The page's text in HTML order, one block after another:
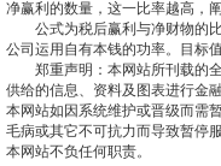
净赢利的数量，这一比率越高，
公式为税后赢利与净财物的比
公司运用自有本钱的功率。目标
郑重声明：本网站所刊载的全
供给的信息、资料及图表进行金
本网站如因系统维护或晋级而需
毛病或其它不可抗力而导致暂停
本网站不负任何职责。